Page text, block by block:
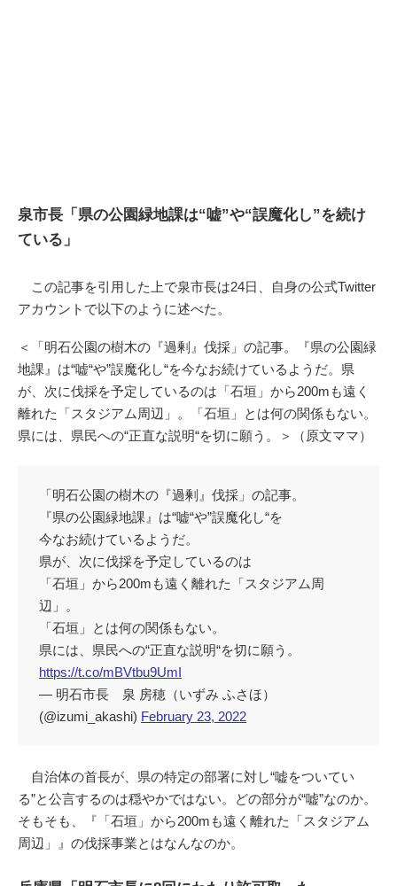
泉市長「県の公園緑地課は“嘘”や“誤魔化し”を続け
ている」
この記事を引用した上で泉市長は24日、自身の公式Twitter
アカウントで以下のように述べた。
＜「明石公園の樹木の『過剰』伐採」の記事。『県の公園緑
地課』は“嘘“や”誤魔化し“を今なお続けているようだ。県
が、次に伐採を予定しているのは「石垣」から200mも遠く
離れた「スタジアム周辺」。「石垣」とは何の関係もない。
県には、県民への“正直な説明“を切に願う。＞（原文ママ）
「明石公園の樹木の『過剰』伐採」の記事。
『県の公園緑地課』は“嘘“や”誤魔化し“を
今なお続けているようだ。
県が、次に伐採を予定しているのは
「石垣」から200mも遠く離れた「スタジアム周
辺」。
「石垣」とは何の関係もない。
県には、県民への“正直な説明“を切に願う。
https://t.co/mBVtbu9UmI
— 明石市長 泉 房穂（いずみ ふさほ）
(@izumi_akashi) February 23, 2022
自治体の首長が、県の特定の部署に対し“嘘をついてい
る”と公言するのは穏やかではない。どの部分が“嘘”なのか。
そもそも、『「石垣」から200mも遠く離れた「スタジアム
周辺」』の伐採事業とはなんなのか。